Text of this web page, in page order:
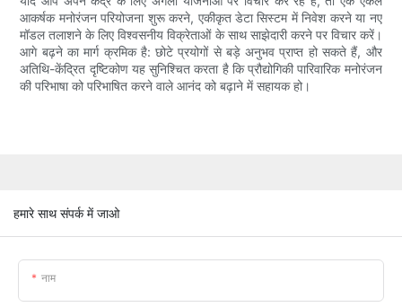
आकर्षक मनोरंजन परियोजना शुरू करने, एकीकृत डेटा सिस्टम में निवेश करने या नए
मॉडल तलाशने के लिए विश्वसनीय विक्रेताओं के साथ साझेदारी करने पर विचार करें।
आगे बढ़ने का मार्ग क्रमिक है: छोटे प्रयोगों से बड़े अनुभव प्राप्त हो सकते हैं, और
अतिथि-केंद्रित दृष्टिकोण यह सुनिश्चित करता है कि प्रौद्योगिकी पारिवारिक मनोरंजन
की परिभाषा को परिभाषित करने वाले आनंद को बढ़ाने में सहायक हो।
हमारे साथ संपर्क में जाओ
नाम